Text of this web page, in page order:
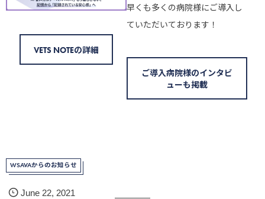
VETS NOTEの詳細
早くも多くの病院様にご導入し
ていただいております！
ご導入病院様のインタビ
ューも掲載
WSAVAからのお知らせ
June 22, 2021